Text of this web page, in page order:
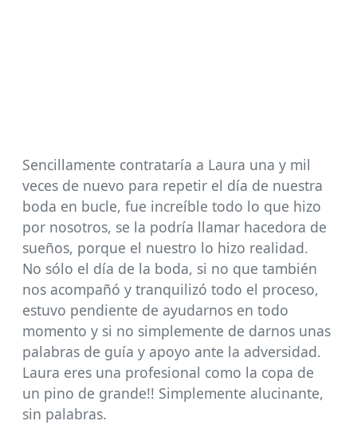
Sencillamente contrataría a Laura una y mil
veces de nuevo para repetir el día de nuestra
boda en bucle, fue increíble todo lo que hizo
por nosotros, se la podría llamar hacedora de
sueños, porque el nuestro lo hizo realidad.
No sólo el día de la boda, si no que también
nos acompañó y tranquilizó todo el proceso,
estuvo pendiente de ayudarnos en todo
momento y si no simplemente de darnos unas
palabras de guía y apoyo ante la adversidad.
Laura eres una profesional como la copa de
un pino de grande!! Simplemente alucinante,
sin palabras.